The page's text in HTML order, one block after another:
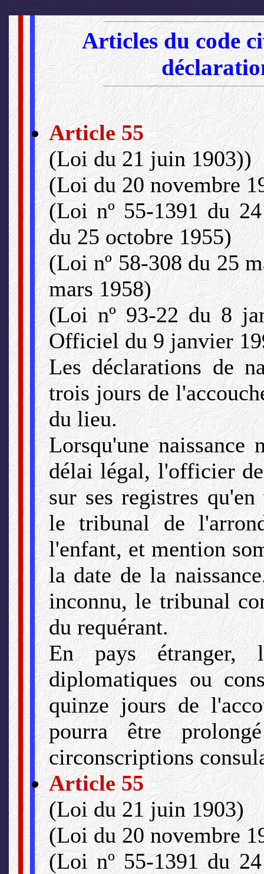
Articles du code
Article 55
(Loi du 21 juin 1903))
(Loi du 20 novembre
(Loi nº 55-1391 du
du 25 octobre 1955)
(Loi nº 58-308 du 25
mars 1958)
(Loi nº 93-22 du 8
Officiel du 9 janvier
Les déclarations de
trois jours de
du lieu.
Lorsqu'une naissance
délai légal, l'officier
sur ses registres
le tribunal de
l'enfant, et mention
la date de la
inconnu, le tribunal
du requérant.
En pays étranger,
diplomatiques ou
quinze jours de
pourra être
circonscriptions
Article 55
(Loi du 21 juin 1903)
(Loi du 20 novembre
(Loi nº 55-1391 du